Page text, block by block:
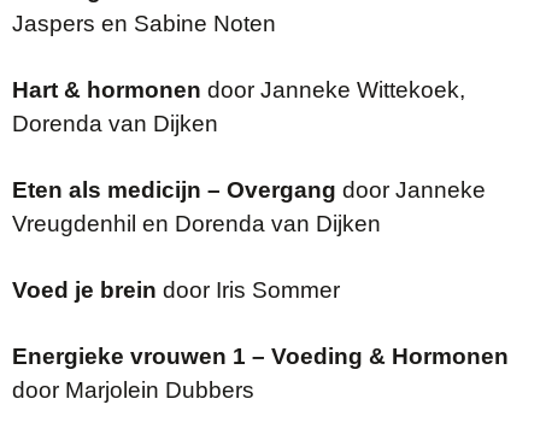
Jaspers en Sabine Noten
Hart & hormonen door Janneke Wittekoek,
Dorenda van Dijken
Eten als medicijn – Overgang door Janneke
Vreugdenhil en Dorenda van Dijken
Voed je brein door Iris Sommer
Energieke vrouwen 1 – Voeding & Hormonen
door Marjolein Dubbers